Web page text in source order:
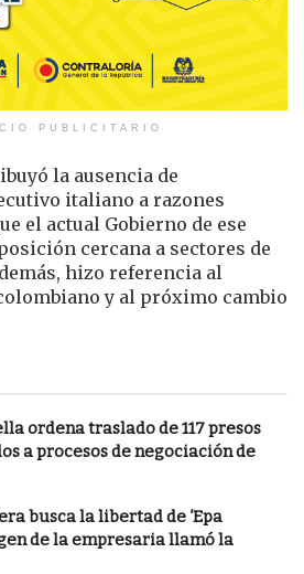
PUBLICITARIO
la ausencia de
italiano a razones
el actual Gobierno de ese
cercana a sectores de
hizo referencia al
y al próximo cambio
ordena traslado de 117 presos
a procesos de negociación de
busca la libertad de ‘Epa
de la empresaria llamó la